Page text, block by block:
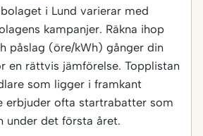
i Lund varierar med
kampanjer. Räkna ihop
påslag (öre/kWh) gånger din
en rättvis jämförelse. Topplistan
som ligger i framkant
erbjuder ofta startrabatter som
under det första året.